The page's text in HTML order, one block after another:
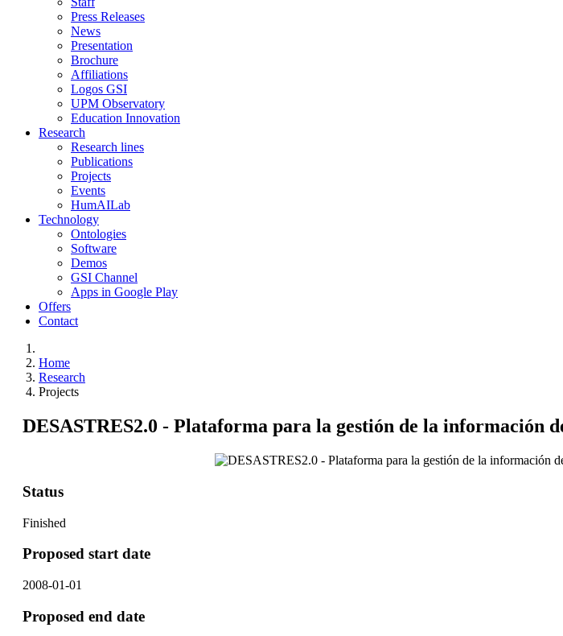
Press Releases
News
Presentation
Brochure
Affiliations
Logos GSI
UPM Observatory
Education Innovation
Research
Research lines
Publications
Projects
Events
HumAILab
Technology
Ontologies
Software
Demos
GSI Channel
Apps in Google Play
Offers
Contact
Home
Research
Projects
DESASTRES2.0 - Plataforma para la gestión de la información
Status
Finished
Proposed start date
2008-01-01
Proposed end date